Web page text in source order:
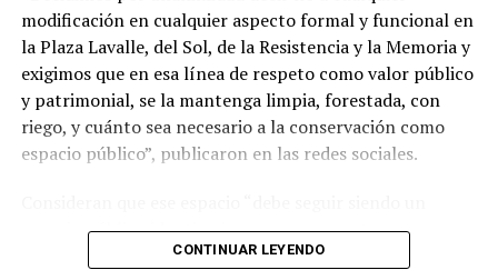
lactancia materna puede ser una alternativa posible y
segura.
modificación en cualquier aspecto formal y funcional en
la Plaza Lavalle, del Sol, de la Resistencia y la Memoria y
exigimos que en esa línea de respeto como valor público
y patrimonial, se la mantenga limpia, forestada, con
riego, y cuánto sea necesario a la conservación como
espacio público”, publicaron en las redes sociales.
espacio público identitario y no un proyecto
permanente de emprendimientos privados” y a tal fin
CONTINUAR LEYENDO